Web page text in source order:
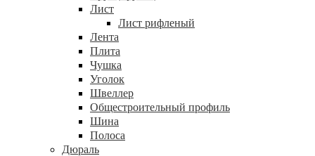
Лист
Лист рифленый
Лента
Плита
Чушка
Уголок
Швеллер
Общестроительный профиль
Шина
Полоса
Дюраль